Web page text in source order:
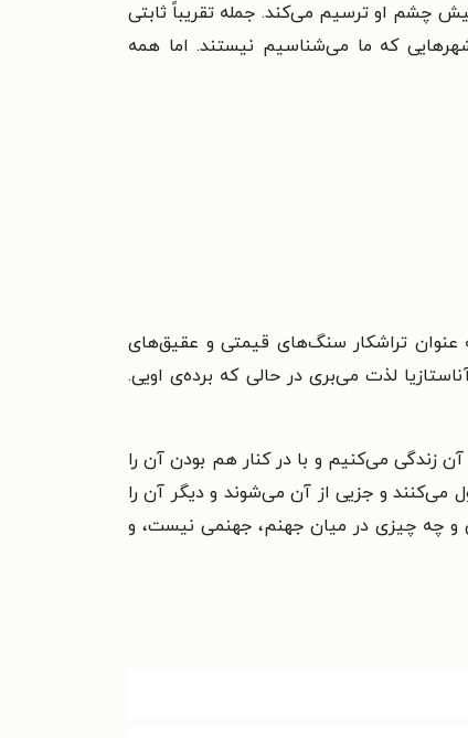
پیش چشم او ترسیم می‌کند. جمله‌ تقریباً ثابتی
که ما می‌شناسیم نیستند. اما همه‌
عنوان تراشکار سنگ‌هاى قیمتى و عقیق‌هاى
لذت مى‌برى در حالى که برده‌ى اویى.
زندگى مى‌کنیم و با در کنار هم بودن آن را
مى‌کنند و جزیى از آن مى‌شوند و دیگر آن را
و چه چیزى در میان جهنم، جهنمى نیست، و